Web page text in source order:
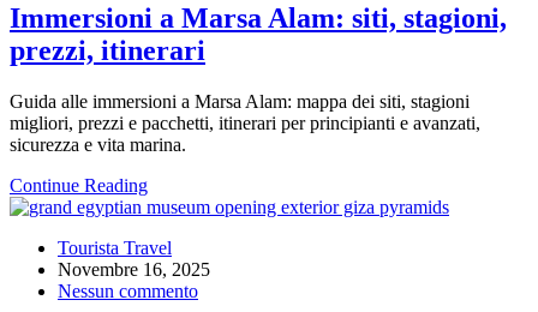
Immersioni a Marsa Alam: siti, stagioni,
prezzi, itinerari
Guida alle immersioni a Marsa Alam: mappa dei siti, stagioni
migliori, prezzi e pacchetti, itinerari per principianti e avanzati,
sicurezza e vita marina.
Continue Reading
Tourista Travel
Novembre 16, 2025
Nessun commento